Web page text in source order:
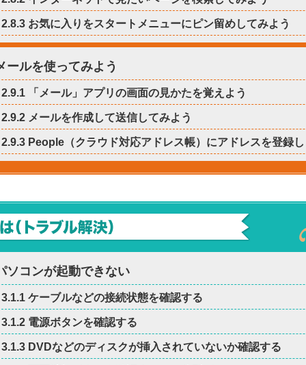
2.8.3 お気に入りをスタートメニューにピン留めしてみよう
ールを使ってみよう
2.9.1 「メール」アプリの画面の見かたを覚えよう
2.9.2 メールを作成して送信してみよう
2.9.3 People（クラウド対応アドレス帳）にアドレスを登録
ソコンが起動できない
3.1.1 ケーブルなどの接続状態を確認する
3.1.2 電源ボタンを確認する
3.1.3 DVDなどのディスクが挿入されていないか確認する